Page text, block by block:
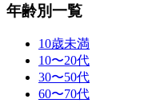
年齢別一覧
10歳未満
10〜20代
30〜50代
60〜70代